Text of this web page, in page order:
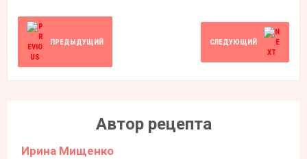
ПРЕДЫДУЩИЙ СЛЕДУЮЩИЙ
Автор рецепта
Ирина Мищенко